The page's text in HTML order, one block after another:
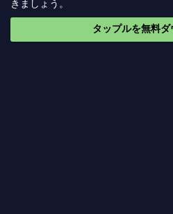
きましょう。
タップルを無料ダ